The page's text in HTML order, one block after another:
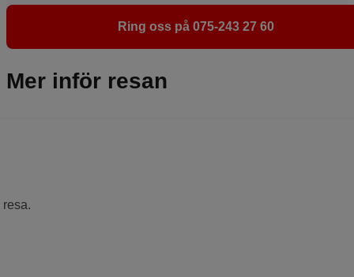
Ring oss på 075-243 27 60
Mer inför resan